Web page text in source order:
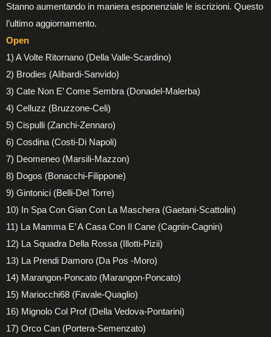
Stanno aumentando in maniera esponenziale le iscrizioni. Questo
l’ultimo aggiornamento.
Open
1) A Volte Ritornano (Della Valle-Scardino)
2) Brodies (Alibardi-Sanvido)
3) Cate Non E’ Come Sembra (Donadel-Malerba)
4) Celluzz (Bruzzone-Celi)
5) Cispulli (Zanchi-Zennaro)
6) Cosdina (Costi-Di Napoli)
7) Deomeneo (Marsili-Mazzon)
8) Dogos (Bonacchi-Filippone)
9) Gintonici (Belli-Del Torre)
10) In Spa Con Gian Con La Maschera (Gaetani-Scattolin)
11) La Mamma E’ A Casa Con Il Cane (Cagnin-Cagnin)
12) La Squadra Della Rossa (Illotti-Pizii)
13) La Prendi Damoro (Da Pos -Moro)
14) Marangon-Poncato (Marangon-Poncato)
15) Mariocchi68 (Favale-Quaglio)
16) Mignolo Col Prof (Della Vedova-Pontarini)
17) Orco Can (Portera-Semenzato)